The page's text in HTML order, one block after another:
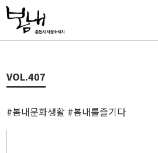
VOL.407
#봄내문화생활 #봄내를즐기다